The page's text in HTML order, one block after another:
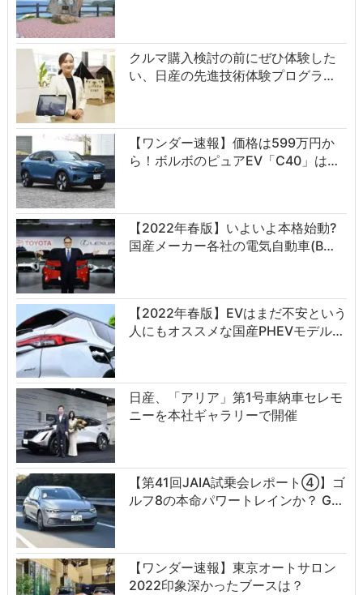
クルマ購入検討の前にぜひ体験した
い、日産の先進技術体験プログラ…
【ワンダー速報】価格は599万円か
ら！ボルボのピュアEV「C40」は…
【2022年春版】いよいよ本格始動?
国産メーカー各社の電気自動車(B…
【2022年春版】EVはまだ不安という
人にもオススメな国産PHEVモデル…
日産、「アリア」第1号車納車セレモ
ニーを本社ギャラリーで開催
【第41回JAIA試乗会レポート④】ゴ
ルフ8の本命パワートレインか？ G…
【ワンダー速報】東京オートサロン
2022印象深かったブースは？